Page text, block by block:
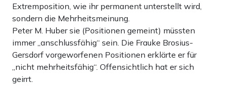
Extremposition, wie ihr permanent unterstellt wird,
sondern die Mehrheitsmeinung.
Peter M. Huber sie (Positionen gemeint) müssten
immer „anschlussfähig“ sein. Die Frauke Brosius-
Gersdorf vorgeworfenen Positionen erklärte er für
„nicht mehrheitsfähig“. Offensichtlich hat er sich
geirrt.